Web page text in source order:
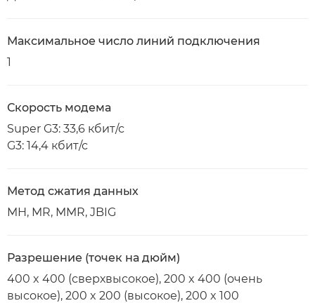
Максимальное число линий подключения
1
Скорость модема
Super G3: 33,6 кбит/с
G3: 14,4 кбит/с
Метод сжатия данных
MH, MR, MMR, JBIG
Разрешение (точек на дюйм)
400 x 400 (сверхвысокое), 200 x 400 (очень
высокое), 200 x 200 (высокое), 200 x 100